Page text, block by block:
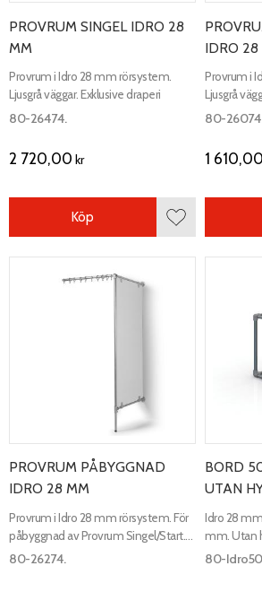
PROVRUM SINGEL IDRO 28
MM
Provrum i Idro 28 mm rörsystem.
Ljusgrå väggar. Exklusive draperi
80-26474.
2 720,00 kr
Lägg till i
Köp
IDRO 28
Provrum i
Ljusgrå
80-
1 610,00
PROVRUM PÅBYGGNAD
IDRO 28 MM
Provrum i Idro 28 mm rörsystem. För
påbyggnad av Provrum Singel/Start.
Ljusgrå vägg. Exklusive draperi
80-26274.
BORD
UTAN
Idro 28
mm. Utan
80-